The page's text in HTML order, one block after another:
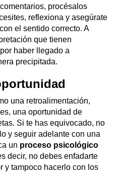
procésalos
reflexiona y asegúrate
el sentido correcto. A
que tienen
haber llegado a
precipitada.
una retroalimentación,
una oportunidad de
Si te has equivocado, no
y seguir adelante con una
un proceso psicológico
decir, no debes enfadarte
y tampoco hacerlo con los